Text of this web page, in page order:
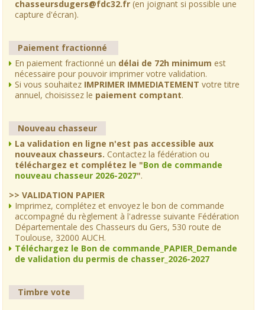
chasseursdugers@fdc32.fr (en joignant si possible une
capture d'écran).
Paiement fractionné
En paiement fractionné un délai de 72h minimum est
nécessaire pour pouvoir imprimer votre validation.
Si vous souhaitez IMPRIMER IMMEDIATEMENT votre titre
annuel, choisissez le paiement comptant.
Nouveau chasseur
La validation en ligne n'est pas accessible aux
nouveaux chasseurs.Contactez la fédération ou
téléchargez et complétez le "Bon de commande
nouveau chasseur 2026-2027".
>> VALIDATION PAPIER
Imprimez, complétez et envoyez le bon de commande
accompagné du règlement à l'adresse suivante Fédération
Départementale des Chasseurs du Gers, 530 route de
Toulouse, 32000 AUCH.
Téléchargez le Bon de commande_PAPIER_Demande
de validation du permis de chasser_2026-2027
Timbre vote